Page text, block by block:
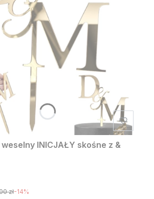
INICJAŁY skośne z &
zł-14%